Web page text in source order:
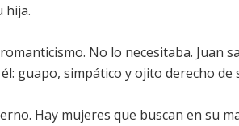
hija.
No lo necesitaba. Juan
guapo, simpático y ojito derecho de
Hay mujeres que buscan en su